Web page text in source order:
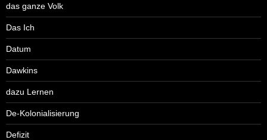
das ganze Volk
Das Ich
Datum
Dawkins
dazu Lernen
De-Kolonialisierung
Defizit